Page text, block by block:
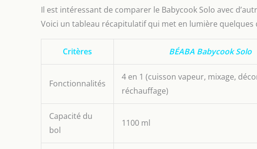
Il est intéressant de comparer le Babycook Solo avec
Voici un tableau récapitulatif qui met en lumière quelques
Critères BÉABA Babycook Solo
Fonctionnalités
4 en 1 (cuisson vapeur, mixage,
réchauffage)
Capacité du
bol
1100 ml